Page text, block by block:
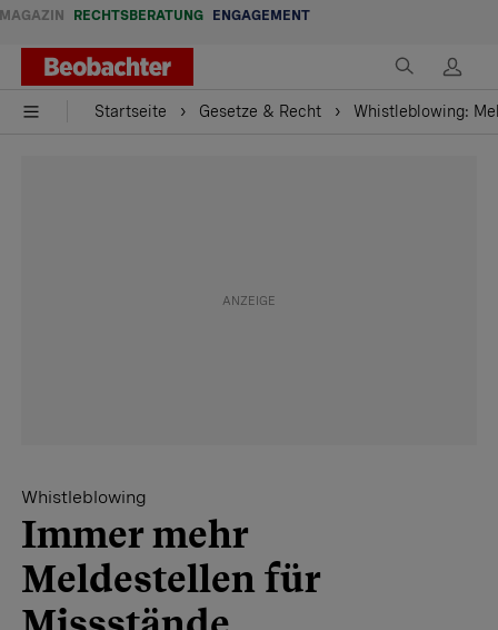
MAGAZIN RECHTSBERATUNG ENGAGEMENT
Startseite Gesetze & Recht Whistleblowing:
Whistleblowing
Immer mehr
Meldestellen für